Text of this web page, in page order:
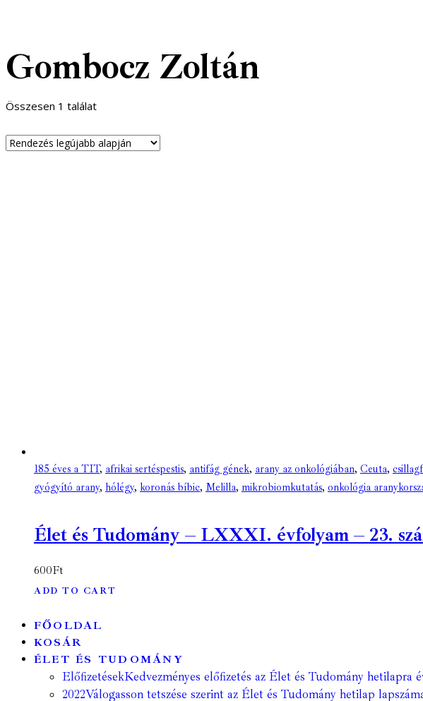
Gombocz Zoltán
Összesen 1 találat
185 éves a TIT, afrikai sertéspestis, antifág gének, arany az onkológiában, Ceuta,
gyógyító arany, hólégy, koronás bíbic, Melilla, mikrobiomkutatás, onkológia
Élet és Tudomány – LXXXI. évfolyam – 23.
600Ft
ADD TO CART
FŐOLDAL
KOSÁR
ÉLET ÉS TUDOMÁNY
ElőfizetésekKedvezményes előfizetés az Élet és Tudomány hetilapra
2022Válogasson tetszése szerint az Élet és Tudomány hetilap